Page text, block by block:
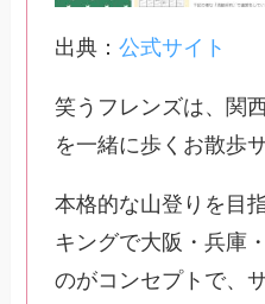
出典： 公式サイト
笑うフレンズは、関
を一緒に歩くお散歩
本格的な山登りを目
キングで大阪・兵庫
のがコンセプトで、